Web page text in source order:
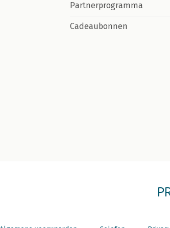
Partnerprogramma
Cadeaubonnen